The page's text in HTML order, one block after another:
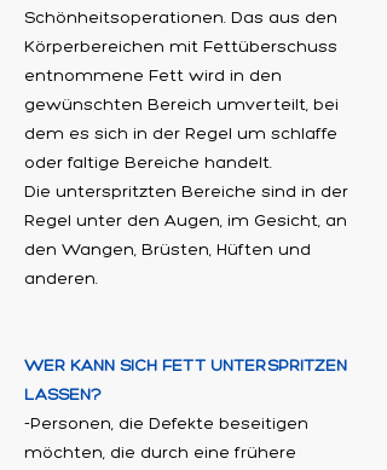
Schönheitsoperationen. Das aus den
Körperbereichen mit Fettüberschuss
entnommene Fett wird in den
gewünschten Bereich umverteilt, bei
dem es sich in der Regel um schlaffe
oder faltige Bereiche handelt.
Die unterspritzten Bereiche sind in der
Regel unter den Augen, im Gesicht, an
den Wangen, Brüsten, Hüften und
anderen.
WER KANN SICH FETT UNTERSPRITZEN
LASSEN?
-Personen, die Defekte beseitigen
möchten, die durch eine frühere